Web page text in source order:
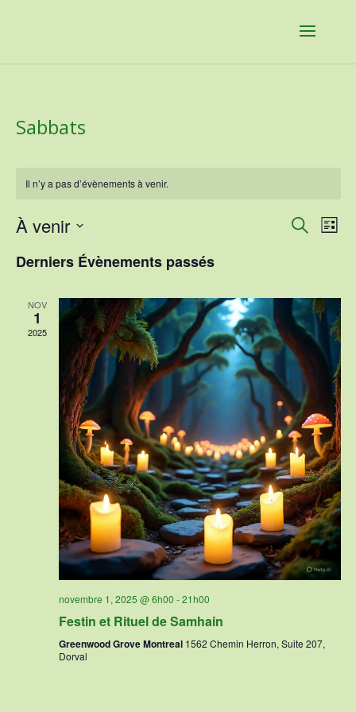
Sabbats
Il n’y a pas d’évènements à venir.
vues
Recherche
de
Liste
À venir
une
Derniers Évènements passés
NOV
1
2025
novembre 1, 2025 @ 6h00 -21h00
Festin et Rituel de Samhain
Greenwood Grove Montreal 1562 Chemin Herron, Suite 207,
Dorval